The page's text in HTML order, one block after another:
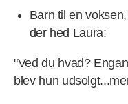
Barn til en
der hed Laura:
"Ved du hvad?
blev hun